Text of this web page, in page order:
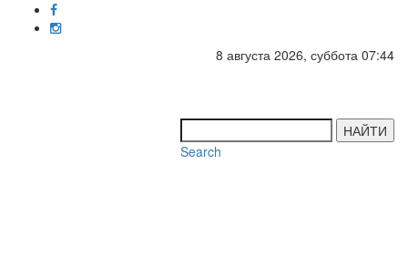
8 августа 2026, суббота 07:44
НАЙТИ
Search